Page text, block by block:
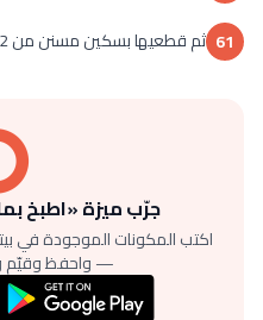
61 ثم قطعيها بسكين مسنن من 12 : 16 قطعة وقدميها .
جرّب ميزة «اطبخ
اكتب المكونات الموجودة في
— واحفظ وقيّم